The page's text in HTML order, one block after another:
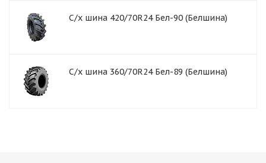
С/х шина 420/70R24 Бел-90 (Белшина)
C/х шина 360/70R24 Бел-89 (Белшина)